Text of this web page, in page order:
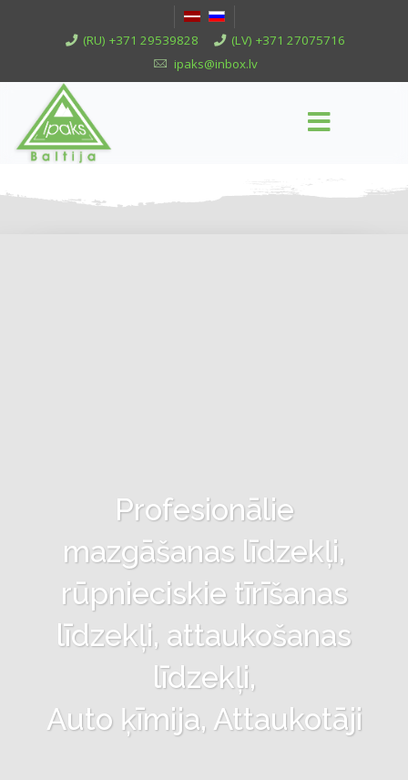
(RU) +371 29539828
(LV) +371 27075716
ipaks@inbox.lv
Profesionālie
mazgāšanas līdzekļi,
rūpnieciskie tīrīšanas
līdzekļi, attaukošanas
līdzekļi,
Auto ķīmija, Attaukotāji